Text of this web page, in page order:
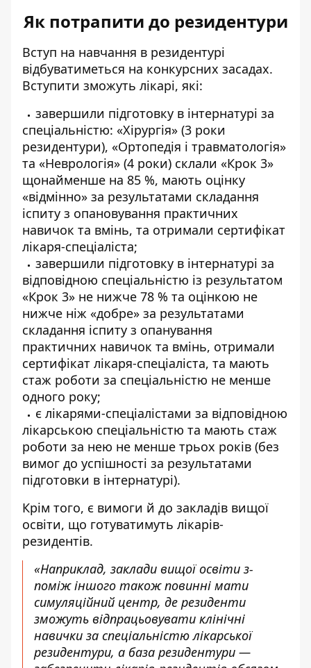
Як потрапити до резидентури
Вступ на навчання в резидентурі
відбуватиметься на конкурсних засадах.
Вступити зможуть лікарі, які:
завершили підготовку в інтернатурі за
спеціальністю: «Хірургія» (3 роки
резидентури), «Ортопедія і травматологія»
та «Неврологія» (4 роки) склали «Крок 3»
щонайменше на 85 %, мають оцінку
«відмінно» за результатами складання
іспиту з опановування практичних
навичок та вмінь, та отримали сертифікат
лікаря-спеціаліста;
завершили підготовку в інтернатурі за
відповідною спеціальністю із результатом
«Крок 3» не нижче 78 % та оцінкою не
нижче ніж «добре» за результатами
складання іспиту з опанування
практичних навичок та вмінь, отримали
сертифікат лікаря-спеціаліста, та мають
стаж роботи за спеціальністю не менше
одного року;
є лікарями-спеціалістами за відповідною
лікарською спеціальністю та мають стаж
роботи за нею не менше трьох років (без
вимог до успішності за результатами
підготовки в інтернатурі).
Крім того, є вимоги й до закладів вищої
освіти, що готуватимуть лікарів-
резидентів.
«Наприклад, заклади вищої освіти з-
поміж іншого також повинні мати
симуляційний центр, де резиденти
зможуть відпрацьовувати клінічні
навички за спеціальністю лікарської
резидентури, а база резидентури —